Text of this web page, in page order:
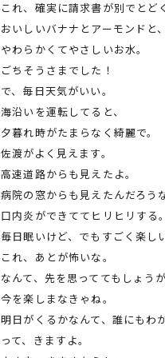
これ、確実に請求書が別でとど
おいしいバナナとアーモンドと、
やわらかくてやさしいお水。
ごちそうさまでした！
で、毎日天気がいい。
海沿いを運転してると、
夕暮れ時がたまらなく綺麗で。
佐渡がよく見えます。
高速道路からも見えたよ。
病院の窓からも見えたんだろうな
口内炎ができててヒリヒリする。
毎日眠いけど、でもすごく楽しい
これ、あとが怖いな。
なんて、先を思っててもしょうが
今を楽しまなきゃね。
明日がくるかなんて、誰にもわ
って、きますよ。